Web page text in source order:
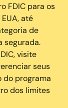
FDIC para os
até
de
segurada.
visite
seus
do programa
dos limites